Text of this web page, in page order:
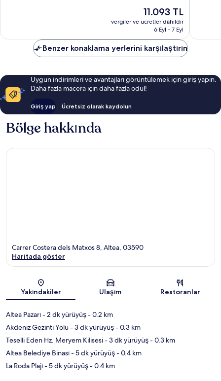
Güncel
fiyat:
11.093 TL
11.093 TL
vergiler ve ücretler dâhildir
6 Eyl - 7 Eyl
Benzer konaklama yerlerini karşılaştırın
Uygun indirimleri ve avantajları görüntülemek için giriş yapın.
Daha fazla macera için daha fazla ödül!
Giriş yap Ücretsiz olarak kaydolun
Bölge hakkında
Harita
Carrer Costera dels Matxos 8, Altea, 03590
Haritada göster
Yakındakiler Ulaşım Restoranlar
Altea Pazarı- 2 dk yürüyüş- 0.2 km
Akdeniz Gezinti Yolu- 3 dk yürüyüş- 0.3 km
Teselli Eden Hz. Meryem Kilisesi- 3 dk yürüyüş- 0.3 km
Altea Belediye Binası- 5 dk yürüyüş- 0.4 km
La Roda Plajı- 5 dk yürüyüş- 0.4 km